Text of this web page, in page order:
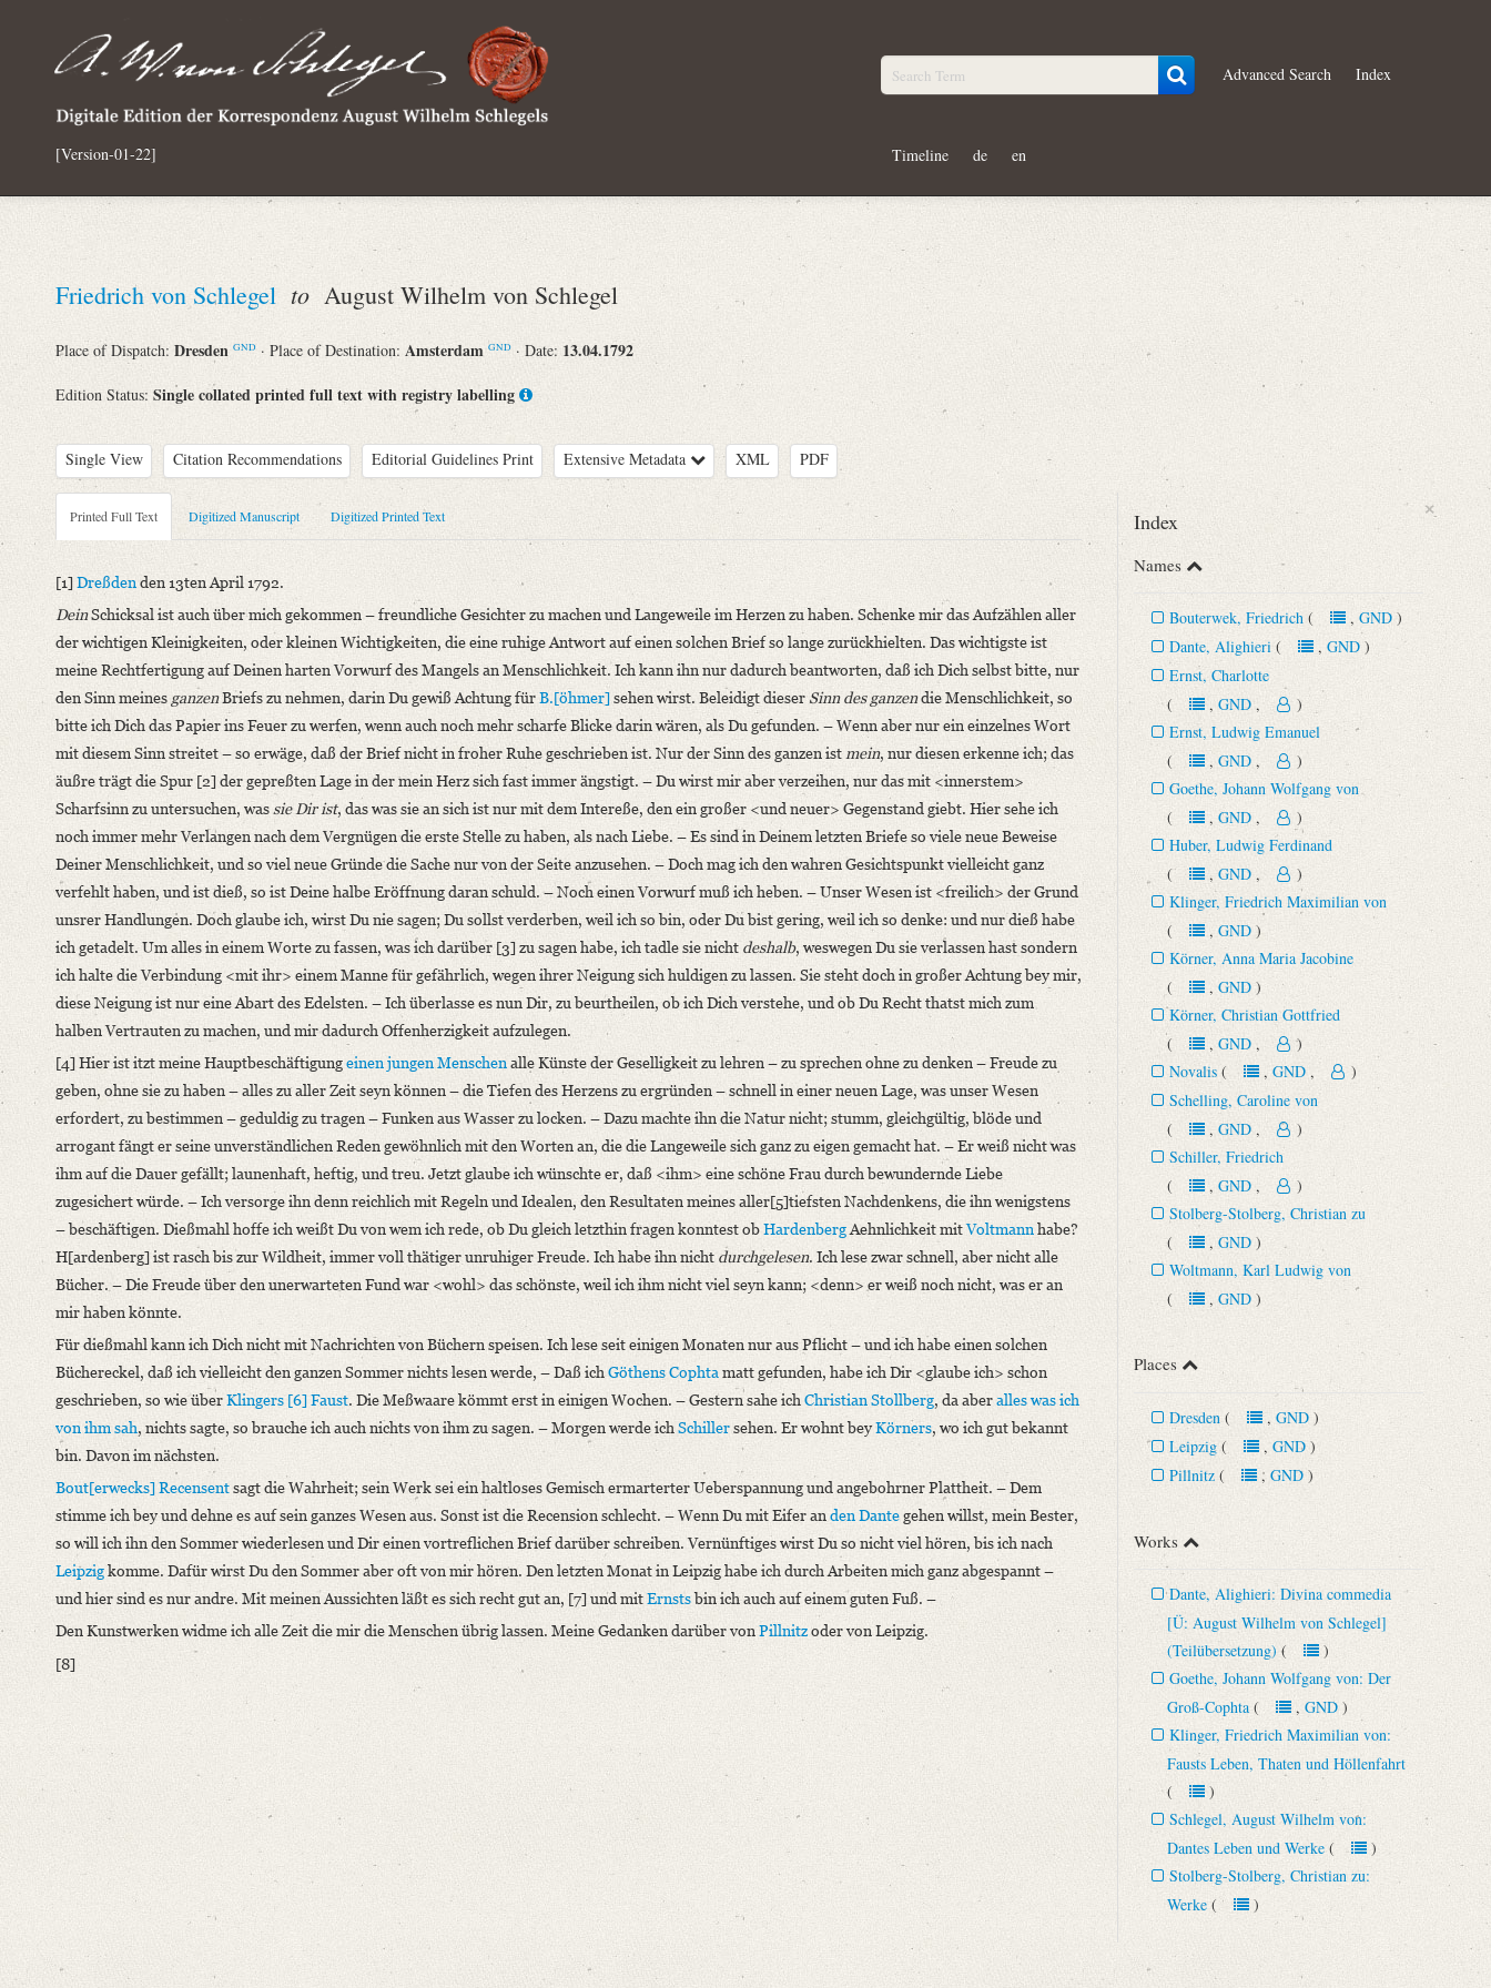
[Version-01-22]
Advanced Search Index
Timeline de en
Friedrich von Schlegel to August Wilhelm von Schlegel
Place of Dispatch: Dresden GND · Place of Destination: Amsterdam GND · Date: 13.04.1792
Edition Status: Single collated printed full text with registry labelling
Single View Citation Recommendations Editorial Guidelines Print Extensive Metadata XML PDF
Metadata Concerning Header
Sender: Friedrich von Schlegel
Recipient: August Wilhelm von Schlegel
Place of Dispatch: Dresden
Place of Destination: Amsterdam
Date: 13.04.1792
Notations: Empfangsort erschlossen.
Printed Text
Bibliography: Kritische Friedrich-Schlegel-Ausgabe. Bd. 23. Dritte Abteilung: Briefe von und an Friedrich und Dorothea Schlegel. Bis zur Begründung der romantischen Schule (15. September 1788 ‒ 15. Juli
1797). Mit Einleitung und Kommentar hg. v. Ernst Behler u.a. Paderborn u.a. 1987, S. 48‒50.
Incipit: „[1] Dreßden den 13ten April 1792.
Dein Schicksal ist auch über mich gekommen – freundliche Gesichter zu machen und Langeweile im Herzen [...]“
Manuscript
Provider: Dresden, Sächsische Landesbibliothek - Staats- und Universitätsbibliothek
OAI Id: DE-1a-34186
Classification Number: Mscr.Dresd.e.90,XIX,Bd.24.a,Nr.10
Number of Pages: 7S. auf Doppelbl., hs. m. U.
Format: 18,9 x 11,4 cm
Language
German
Printed Full Text Digitized Manuscript Digitized Printed Text
[1]Dreßdenden 13ten April 1792.
DeinSchicksal ist auch über mich gekommen – freundliche Gesichter zu machen und Langeweile im Herzen zu haben. Schenke mir das Aufzählen aller
der wichtigen Kleinigkeiten, oder kleinen Wichtigkeiten, die eine ruhige Antwort auf einen solchen Brief so lange zurückhielten. Das wichtigste ist
meine Rechtfertigung auf Deinen harten Vorwurf des Mangels an Menschlichkeit. Ich kann ihn nur dadurch beantworten, daß ich Dich selbst bitte, nur
den Sinn meines ganzenBriefs zu nehmen, darin Du gewiß Achtung fürB.[öhmer]sehen wirst. Beleidigt dieserSinn des ganzendie Menschlichkeit, so
bitte ich Dich das Papier ins Feuer zu werfen, wenn auch noch mehr scharfe Blicke darin wären, als Du gefunden. – Wenn aber nur ein einzelnes Wort
mit diesem Sinn streitet – so erwäge, daß der Brief nicht in froher Ruhe geschrieben ist. Nur der Sinn des ganzen ist mein, nur diesen erkenne ich; das
äußre trägt die Spur [2] der gepreßten Lage in der mein Herz sich fast immer ängstigt. – Du wirst mir aber verzeihen, nur das mit <innerstem>
Scharfsinn zu untersuchen, wassie Dir ist, das was sie an sich ist nur mit dem Intereße, den ein großer <und neuer> Gegenstand giebt. Hier sehe ich
noch immer mehr Verlangen nach dem Vergnügen die erste Stelle zu haben, als nach Liebe. – Es sind in Deinem letzten Briefe so viele neue Beweise
Deiner Menschlichkeit, und so viel neue Gründe die Sache nur von der Seite anzusehen. – Doch mag ich den wahren Gesichtspunkt vielleicht ganz
verfehlt haben, und ist dieß, so ist Deine halbe Eröffnung daran schuld. – Noch einen Vorwurf muß ich heben. – Unser Wesen ist <freilich> der Grund
unsrer Handlungen. Doch glaube ich, wirst Du nie sagen; Du sollst verderben, weil ich so bin, oder Du bist gering, weil ich so denke: und nur dieß habe
ich getadelt. Um alles in einem Worte zu fassen, was ich darüber [3] zu sagen habe, ich tadle sie nicht deshalb, weswegen Du sie verlassen hast sondern
ich halte die Verbindung <mit ihr> einem Manne für gefährlich, wegen ihrer Neigung sich huldigen zu lassen. Sie steht doch in großer Achtung bey mir,
diese Neigung ist nur eine Abart des Edelsten. – Ich überlasse es nun Dir, zu beurtheilen, ob ich Dich verstehe, und ob Du Recht thatst mich zum
halben Vertrauten zu machen, und mir dadurch Offenherzigkeit aufzulegen.
[4] Hier ist itzt meine Hauptbeschäftigungeinen jungen Menschenalle Künste der Geselligkeit zu lehren – zu sprechen ohne zu denken – Freude zu
geben, ohne sie zu haben – alles zu aller Zeit seyn können – die Tiefen des Herzens zu ergründen – schnell in einer neuen Lage, was unser Wesen
erfordert, zu bestimmen – geduldig zu tragen – Funken aus Wasser zu locken. – Dazu machte ihn die Natur nicht; stumm, gleichgültig, blöde und
arrogant fängt er seine unverständlichen Reden gewöhnlich mit den Worten an, die die Langeweile sich ganz zu eigen gemacht hat. – Er weiß nicht was
ihm auf die Dauer gefällt; launenhaft, heftig, und treu. Jetzt glaube ich wünschte er, daß <ihm> eine schöne Frau durch bewundernde Liebe
zugesichert würde. – Ich versorge ihn denn reichlich mit Regeln und Idealen, den Resultaten meines aller[5]tiefsten Nachdenkens, die ihn wenigstens
– beschäftigen. Dießmahl hoffe ich weißt Du von wem ich rede, ob Du gleich letzthin fragen konntest obHardenbergAehnlichkeit mitVoltmannhabe?
H[ardenberg] ist rasch bis zur Wildheit, immer voll thätiger unruhiger Freude. Ich habe ihn nicht durchgelesen. Ich lese zwar schnell, aber nicht alle
Bücher. – Die Freude über den unerwarteten Fund war <wohl> das schönste, weil ich ihm nicht viel seyn kann; <denn> er weiß noch nicht, was er an
mir haben könnte.
Für dießmahl kann ich Dich nicht mit Nachrichten von Büchern speisen. Ich lese seit einigen Monaten nur aus Pflicht – und ich habe einen solchen
Büchereckel, daß ich vielleicht den ganzen Sommer nichts lesen werde, – Daß ichGöthensCophta matt gefunden, habe ich Dir <glaube ich> schon
geschrieben, so wie überKlingers [6] Faust. Die Meßwaare kömmt erst in einigen Wochen. – Gestern sahe ich Christian Stollberg, da aberalles was ich
von ihm sah, nichts sagte, so brauche ich auch nichts von ihm zu sagen. – Morgen werde ich Schillersehen. Er wohnt beyKörners, wo ich gut bekannt
bin. Davon im nächsten.
Bout[erwecks]Recensentsagt die Wahrheit; sein Werk sei ein haltloses Gemisch ermarterter Ueberspannung und angebohrner Plattheit. – Dem
stimme ich bey und dehne es auf sein ganzes Wesen aus. Sonst ist die Recension schlecht. – Wenn Du mit Eifer an denDantegehen willst, mein Bester,
so will ich ihn den Sommer wiederlesen und Dir einen vortreflichen Brief darüber schreiben. Vernünftiges wirst Du so nicht viel hören, bis ich nach
Leipzigkomme. Dafür wirst Du den Sommer aber oft von mir hören. Den letzten Monat in Leipzig habe ich durch Arbeiten mich ganz abgespannt –
und hier sind es nur andre. Mit meinen Aussichten läßt es sich recht gut an, [7] und mitErnstsbin ich auch auf einem guten Fuß. –
Den Kunstwerken widme ich alle Zeit die mir die Menschen übrig lassen. Meine Gedanken darüber vonPillnitzoder von Leipzig.
[8]
×
Index
Names
Bouterwek, Friedrich (, GND)
Dante, Alighieri (, GND)
Ernst, Charlotte
(, GND, )
Ernst, Ludwig Emanuel
(, GND, )
Goethe, Johann Wolfgang von
(, GND, )
Huber, Ludwig Ferdinand
(, GND, )
Klinger, Friedrich Maximilian von
(, GND)
Körner, Anna Maria Jacobine
(, GND)
Körner, Christian Gottfried
(, GND, )
Novalis (, GND, )
Schelling, Caroline von
(, GND, )
Schiller, Friedrich
(, GND, )
Stolberg-Stolberg, Christian zu
(, GND)
Woltmann, Karl Ludwig von
(, GND)
Places
Dresden (, GND)
Leipzig (, GND)
Pillnitz (, GND)
Works
Dante, Alighieri: Divina commedia
[Ü: August Wilhelm von Schlegel]
(Teilübersetzung) ()
Goethe, Johann Wolfgang von: Der
Groß-Cophta (, GND)
Klinger, Friedrich Maximilian von:
Fausts Leben, Thaten und Höllenfahrt
()
Schlegel, August Wilhelm von:
Dantes Leben und Werke ()
Stolberg-Stolberg, Christian zu:
Werke ()